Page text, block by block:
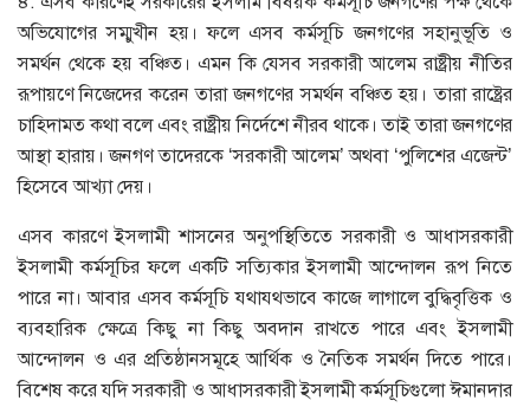
অভিযোগের সম্মুখীন হয়। ফলে এসব কর্মসূচি জনগণের সহানুভূতি ও
সমর্থন থেকে হয় বঞ্চিত। এমন কি যেসব সরকারী আলেম রাষ্ট্রীয় নীতির
রূপায়ণে নিজেদের করেন তারা জনগণের সমর্থন বঞ্চিত হয়। তারা রাষ্ট্রের
চাহিদামত কথা বলে এবং রাষ্ট্রীয় নির্দেশে নীরব থাকে। তাই তারা জনগণের
আস্থা হারায়। জনগণ তাদেরকে ‘সরকারী আলেম’ অথবা ‘পুলিশের এজেন্ট’
হিসেবে আখ্যা দেয়।
এসব কারণে ইসলামী শাসনের অনুপস্থিতিতে সরকারী ও আধাসরকারী
ইসলামী কর্মসূচির ফলে একটি সত্যিকার ইসলামী আন্দোলন রূপ নিতে
পারে না। আবার এসব কর্মসূচি যথাযথভাবে কাজে লাগালে বুদ্ধিবৃত্তিক ও
ব্যবহারিক ক্ষেত্রে কিছু না কিছু অবদান রাখতে পারে এবং ইসলামী
আন্দোলন ও এর প্রতিষ্ঠানসমূহে আর্থিক ও নৈতিক সমর্থন দিতে পারে।
বিশেষ করে যদি সরকারী ও আধাসরকারী ইসলামী কর্মসূচিগুলো ঈমানদার